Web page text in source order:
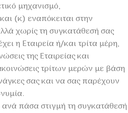
μηχανισμό,
(κ) εναπόκειται στην
χωρίς τη συγκατάθεσή σας
η Εταιρεία ή/και τρίτα μέρη,
της Εταιρείας και
τρίτων μερών με βάση
σας και να σας παρέχουν
πάσα στιγμή τη συγκατάθεσή